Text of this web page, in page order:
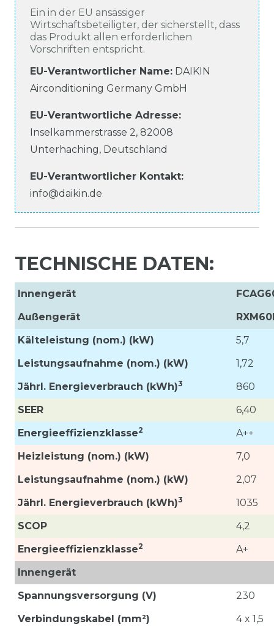
Ein in der EU ansässiger
Wirtschaftsbeteiligter, der sicherstellt, dass
das Produkt allen erforderlichen
Vorschriften entspricht.
EU-Verantwortlicher Name: DAIKIN
Airconditioning Germany GmbH
EU-Verantwortliche Adresse:
Inselkammerstrasse 2, 82008
Unterhaching, Deutschland
EU-Verantwortlicher Kontakt:
info@daikin.de
TECHNISCHE DATEN:
Innengerät
Außengerät
Kälteleistung (nom.) (kW)
5,7
Leistungsaufnahme (nom.) (kW)
1,72
Jährl. Energieverbrauch (kWh)3
860
SEER
6,40
Energieeffizienzklasse2
A++
Heizleistung (nom.) (kW)
7,0
Leistungsaufnahme (nom.) (kW)
2,07
Jährl. Energieverbrauch (kWh)3
1035
SCOP
4,2
Energieeffizienzklasse2
A+
Innengerät
Spannungsversorgung (V)
230
Verbindungskabel (mm²)
4 x 1,5